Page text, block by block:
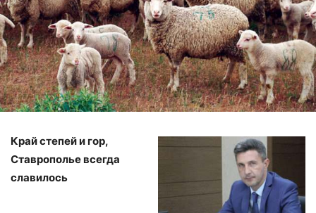
Край степей и гор,
Ставрополье всегда
славилось